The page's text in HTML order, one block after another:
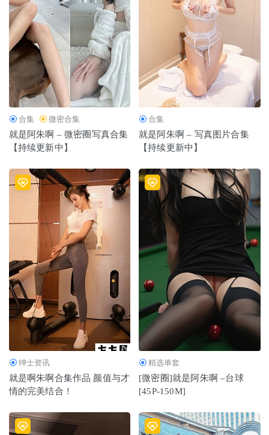
合集 微密合集
就是阿朱啊 – 微密圈写真合集
【持续更新中】
合集
就是阿朱啊 – 写真图片合集
【持续更新中】
绅士资讯
就是啊朱啊合集作品 颜值与才
情的完美结合！
精选单套
[微密圈]就是阿朱啊 –台球
[45P-150M]
2025-01-23
嗲囡囡 – 2015.10.23 VOL.010 顾欣怡[42P 354M]
2022-11-07
桜井宁宁 – NO.068 电车邂逅[133P-3.26GB] 2022-12-07